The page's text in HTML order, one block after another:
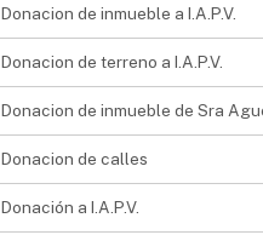
Donacion de inmueble a I.A.P.V.
Donacion de terreno a I.A.P.V.
Donacion de inmueble de Sra
Donacion de calles
Donación a I.A.P.V.